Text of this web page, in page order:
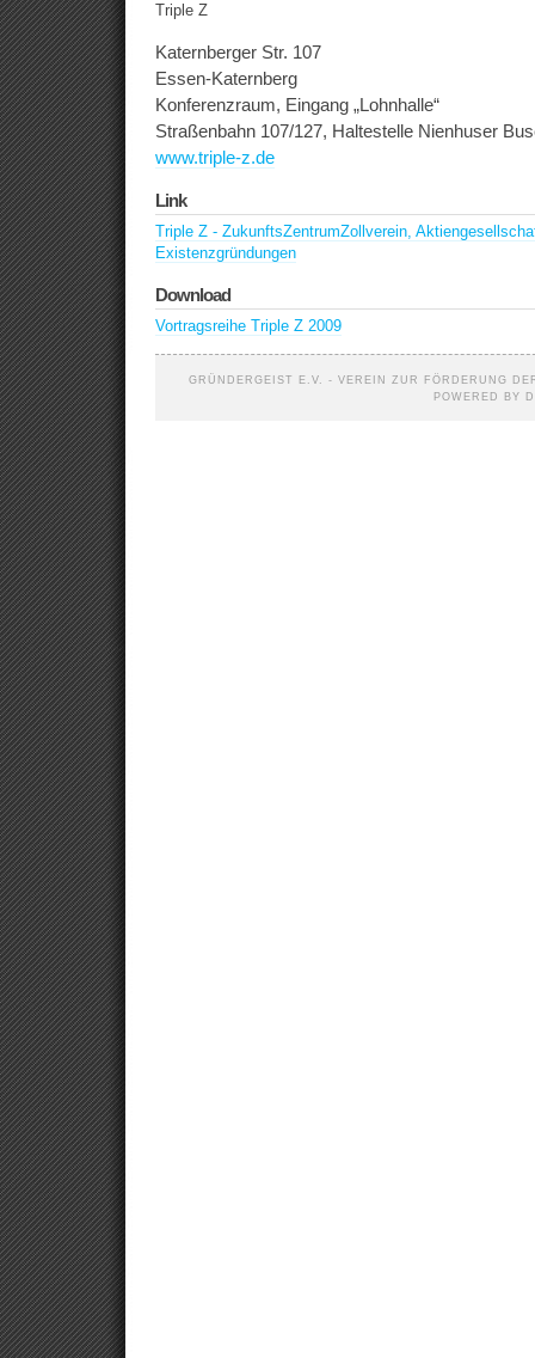
Triple Z
Katernberger Str. 107
Essen-Katernberg
Konferenzraum, Eingang „Lohnhalle“
Straßenbahn 107/127, Haltestelle Nienhuser
www.triple-z.de
Link
Triple Z - ZukunftsZentrumZollverein,
Existenzgründungen
Download
Vortragsreihe Triple Z 2009
GRÜNDERGEIST E.V. - VEREIN ZUR FÖRDERUNG
POWERED BY